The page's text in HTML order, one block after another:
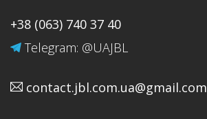
Email
+38 (063) 740 37 40
Telegram: @UAJBL
contact.jbl.com.ua@gmail.com